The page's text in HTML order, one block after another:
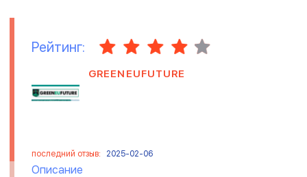
Рейтинг:
GREENEUFUTURE
последний отзыв: 2025-02-06
Описание